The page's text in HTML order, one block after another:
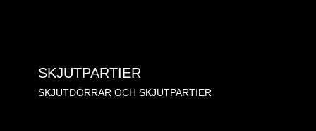
SKJUTPARTIER
SKJUTDÖRRAR OCH SKJUTPARTIER